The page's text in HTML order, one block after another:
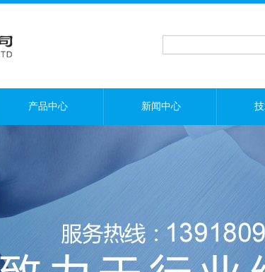
产品中心 新闻中心